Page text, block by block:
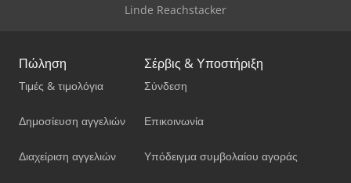
Linde Reachstacker
Πώληση
Τιμές & τιμολόγια
Δημοσίευση αγγελιών
Διαχείριση αγγελιών
Σέρβις & Υποστήριξη
Σύνδεση
Επικοινωνία
Υπόδειγμα συμβολαίου αγοράς